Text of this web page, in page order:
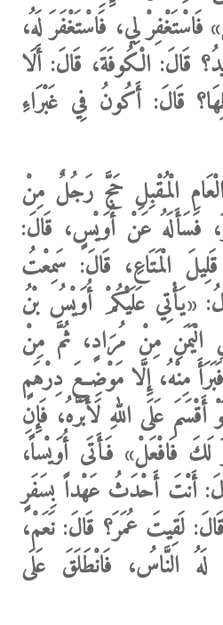
فَاسْتَغْفِرْ لِي، فَاسْتَغْفَرَ لَهُ،
قَالَ: الْكُوفَةَ، قَالَ: أَلَا
قَالَ:أَكُونُ فِي غَبْرَاءِ
الْمُقْبِلِ حَجَّ رَجُلٌ مِنْ
فَسَأَلَهُ عَنْ أُوَيْسٍ، قَالَ:
الْمَتَاعِ، قَالَ: سَمِعْتُ
«يَأْتِي عَلَيْكُمْ أُوَيْسُ بْنُ
الْيَمَنِ مِنْ مُرَادٍ، ثُمَّ مِنْ
مِنْهُ، إِلَّا مَوْضِعَ دِرْهَمٍ
أَقْسَمَ عَلَى اللهِ لَأَبَرَّهُ، فَإِنِ
فَافْعَلْ» فَأَتَى أُوَيْساً،
أَنْتَ أَحْدَثُ عَهْداً بِسَفَرٍ
لَقِيتَ عُمَرَ؟ قَالَ: نَعَمْ،
النَّاسُ، فَانْطَلَقَ عَلَى